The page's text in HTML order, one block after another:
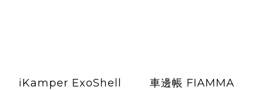
iKamper ExoShell
車邊帳 FIAMMA